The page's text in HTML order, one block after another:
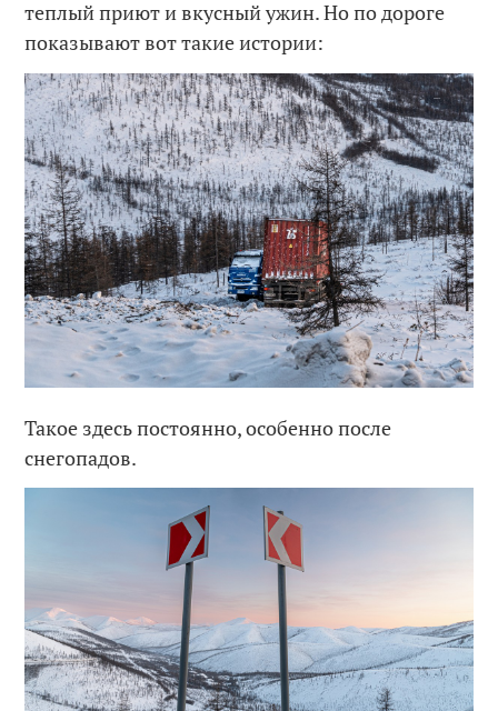
теплый приют и вкусный ужин. Но по дороге
показывают вот такие истории:
Такое здесь постоянно, особенно после
снегопадов.